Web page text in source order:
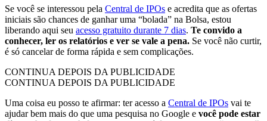
Se você se interessou pela Central de IPOs e acredita que as ofertas
iniciais são chances de ganhar uma “bolada” na Bolsa, estou
liberando aqui seu acesso gratuito durante 7 dias. Te convido a
conhecer, ler os relatórios e ver se vale a pena. Se você não curtir,
é só cancelar de forma rápida e sem complicações.
CONTINUA DEPOIS DA PUBLICIDADE
CONTINUA DEPOIS DA PUBLICIDADE
Uma coisa eu posso te afirmar: ter acesso a Central de IPOs vai te
ajudar bem mais do que uma pesquisa no Google e você pode estar